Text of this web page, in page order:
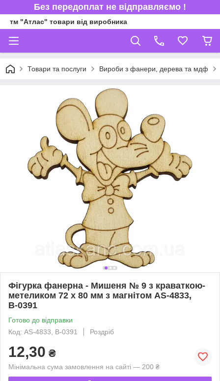
Без передоплат не відправляємо !
тм "Атлас" товари від виробника
Товари та послуги Вироби з фанери, дерева та мдф
Фігурка фанерна - Мишеня № 9 з краваткою-
метеликом 72 х 80 мм з магнітом AS-4833,
В-0391
Готово до відправки
Код: AS-4833, В-0391
Роздріб
12,30 ₴
Мінімальна сума замовлення на сайті — 200 ₴